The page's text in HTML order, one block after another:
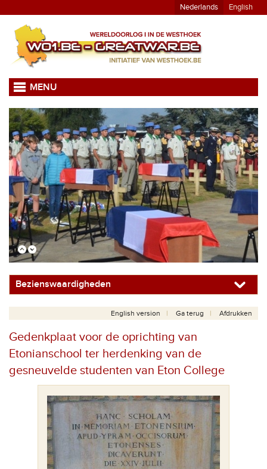
Nederlands English
MENU
Bezienswaardigheden
English version Ga terug Afdrukken
Gedenkplaat voor de oprichting van
Etonianschool ter herdenking van de
gesneuvelde studenten van Eton College